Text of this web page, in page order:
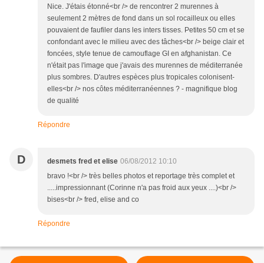
Nice. J'étais étonné<br /> de rencontrer 2 murennes à
seulement 2 mètres de fond dans un sol rocailleux ou elles
pouvaient de faufiler dans les inters tisses. Petites 50 cm et se
confondant avec le milieu avec des tâches<br /> beige clair et
foncées, style tenue de camouflage GI en afghanistan. Ce
n'était pas l'image que j'avais des murennes de méditerranée
plus sombres. D'autres espèces plus tropicales colonisent-
elles<br /> nos côtes méditerranéennes ? - magnifique blog
de qualité
Répondre
D desmets fred et elise 06/08/2012 10:10
bravo !<br /> très belles photos et reportage très complet et
.....impressionnant (Corinne n'a pas froid aux yeux ....)<br />
bises<br /> fred, elise and co
Répondre